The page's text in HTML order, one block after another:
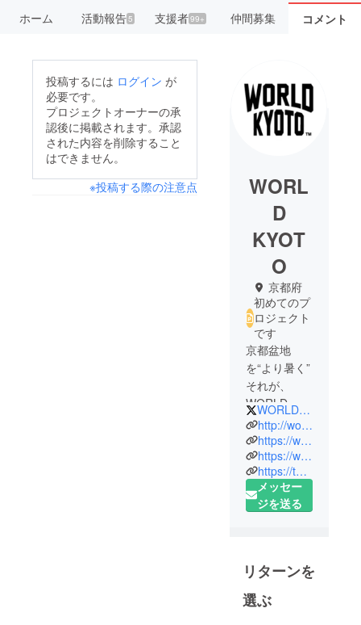
ホーム 活動報告5 支援者99+ 仲間募集 コメント
投稿するには ログイン が
必要です。
プロジェクトオーナーの承
認後に掲載されます。承認
された内容を削除すること
はできません。
※投稿する際の注意点
WORL
D
KYOT
O
京都府
初めてのプ
ロジェクト
です
京都盆地
を“より暑く”
それが、
WORLD
KYOTOの
ミッショ
ン！！！
2001年に四
条木屋町に
年々規模を
拡大し続
け、現在で
WORLD_Kyoto
http://world-kyoto.com
https://www.facebook.com/WORLDKYOTO/
https://www.instagram.com/worldkyoto/
https://twitter.com/WORLD_Kyoto
メッセー
ジを送る
リターンを
選ぶ